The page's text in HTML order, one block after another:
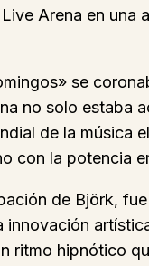
Arena en
se
no solo estaba
de la
con la potencia
de Björk,
ritmo hipnótico